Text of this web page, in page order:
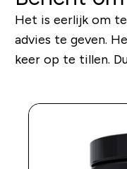
Het is eerlijk om
advies te geven.
keer op te tillen.